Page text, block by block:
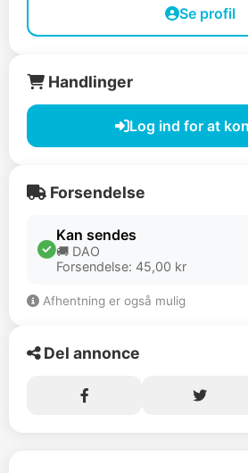
Se profil
Handlinger
Log ind for at
Forsendelse
Kan sendes
🚚 DAO
Forsendelse: 45,00 kr
Afhentning er også mulig
Del annonce